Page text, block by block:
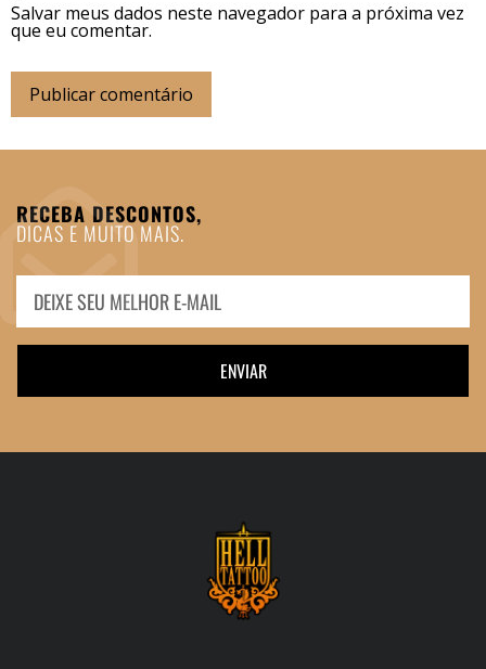
Salvar meus dados neste navegador para a próxima vez
que eu comentar.
RECEBA DESCONTOS,
DICAS E MUITO MAIS.
ENVIAR